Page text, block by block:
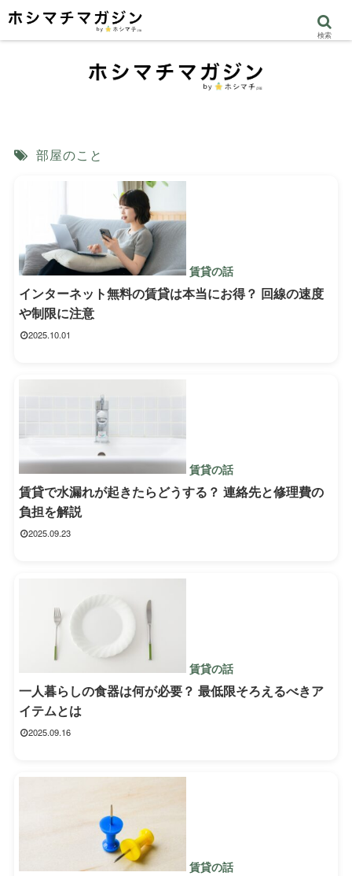
部屋のこと
賃貸の話
インターネット無料の賃貸は本当にお得？ 回線の速度
や制限に注意
2025.10.01
賃貸の話
賃貸で水漏れが起きたらどうする？ 連絡先と修理費の
負担を解説
2025.09.23
賃貸の話
一人暮らしの食器は何が必要？ 最低限そろえるべきア
イテムとは
2025.09.16
賃貸の話
検索